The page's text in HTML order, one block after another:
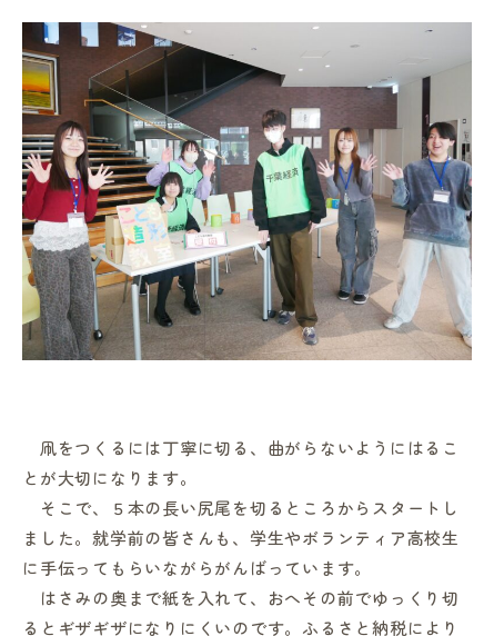
凧をつくるには丁寧に切る、曲がらないようにはるこ
とが大切になります。
そこで、５本の長い尻尾を切るところからスタートし
ました。就学前の皆さんも、学生やボランティア高校生
に手伝ってもらいながらがんばっています。
はさみの奥まで紙を入れて、おへその前でゆっくり切
るとギザギザになりにくいのです。ふるさと納税により